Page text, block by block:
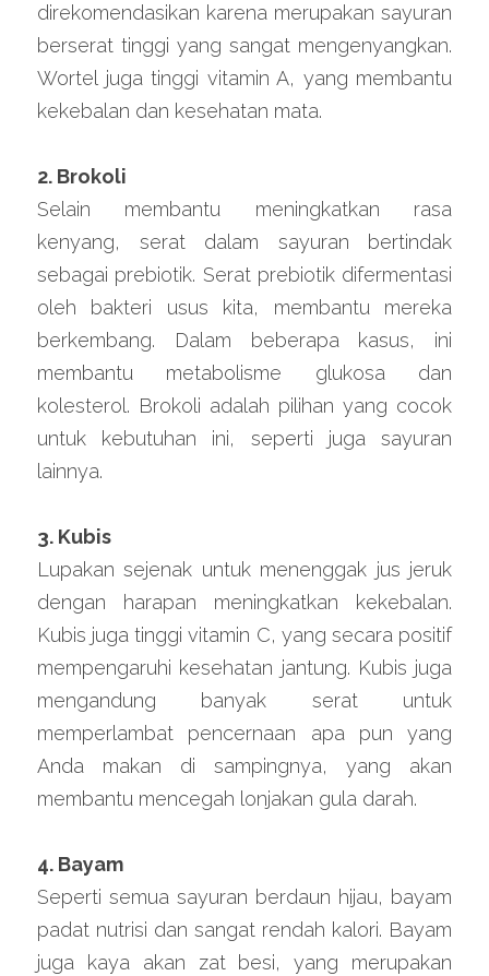
direkomendasikan karena merupakan sayuran
berserat tinggi yang sangat mengenyangkan.
Wortel juga tinggi vitamin A, yang membantu
kekebalan dan kesehatan mata.
2. Brokoli
Selain membantu meningkatkan rasa
kenyang, serat dalam sayuran bertindak
sebagai prebiotik. Serat prebiotik difermentasi
oleh bakteri usus kita, membantu mereka
berkembang. Dalam beberapa kasus, ini
membantu metabolisme glukosa dan
kolesterol. Brokoli adalah pilihan yang cocok
untuk kebutuhan ini, seperti juga sayuran
lainnya.
3. Kubis
Lupakan sejenak untuk menenggak jus jeruk
dengan harapan meningkatkan kekebalan.
Kubis juga tinggi vitamin C, yang secara positif
mempengaruhi kesehatan jantung. Kubis juga
mengandung banyak serat untuk
memperlambat pencernaan apa pun yang
Anda makan di sampingnya, yang akan
membantu mencegah lonjakan gula darah.
4. Bayam
Seperti semua sayuran berdaun hijau, bayam
padat nutrisi dan sangat rendah kalori. Bayam
juga kaya akan zat besi, yang merupakan